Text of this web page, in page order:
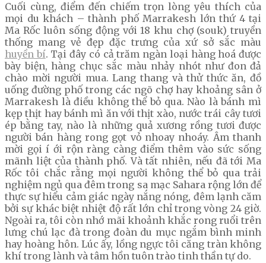
Cuối cùng, điểm đến chiếm trọn lòng yêu thích của
mọi du khách – thành phố Marrakesh lớn thứ 4 tại
Ma Rốc luôn sống động với 18 khu chợ (souk) truyền
thống mang vẻ đẹp đặc trưng của xứ sở sắc màu
huyền bí. Tại đây có cả trăm ngàn loại hàng hoá được
bày biện, hàng chục sắc màu nhảy nhót như đon đả
chào mời người mua. Lang thang và thử thức ăn, đồ
uống đường phố trong các ngõ chợ hay khoảng sân ở
Marrakesh là điều không thể bỏ qua. Nào là bánh mì
kẹp thịt hay bánh mì ăn với thịt xào, nước trái cây tươi
ép bằng tay, nào là những quả xương rồng tươi được
người bán hàng rong gọt vỏ nhoay nhoáy. Âm thanh
mời gọi í ới rộn ràng càng điểm thêm vào sức sống
mãnh liệt của thành phố. Và tất nhiên, nếu đã tới Ma
Rốc tôi chắc rằng mọi người không thể bỏ qua trải
nghiệm ngủ qua đêm trong sa mạc Sahara rộng lớn để
thực sự hiểu cảm giác ngày nắng nóng, đêm lạnh căm
bởi sự khác biệt nhiệt độ rất lớn chỉ trong vòng 24 giờ.
Ngoài ra, tôi còn nhớ mãi khoảnh khắc rong ruổi trên
lưng chú lạc đà trong đoàn du mục ngắm bình minh
hay hoàng hôn. Lúc ấy, lồng ngực tôi căng tràn không
khí trong lành và tâm hồn tuôn trào tinh thần tự do.